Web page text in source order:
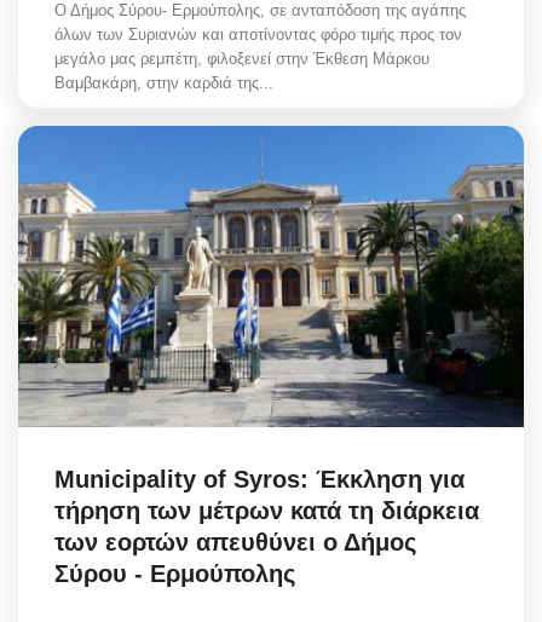
Ο Δήμος Σύρου- Ερμούπολης, σε ανταπόδοση της αγάπης
όλων των Συριανών και αποτίνοντας φόρο τιμής προς τον
μεγάλο μας ρεμπέτη, φιλοξενεί στην Έκθεση Μάρκου
Βαμβακάρη, στην καρδιά της...
Municipality of Syros: Έκκληση για
τήρηση των μέτρων κατά τη διάρκεια
των εορτών απευθύνει ο Δήμος
Σύρου - Ερμούπολης